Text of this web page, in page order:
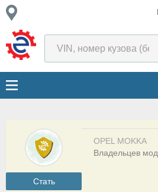
Cтать
OPEL MOKKA
Владельцев